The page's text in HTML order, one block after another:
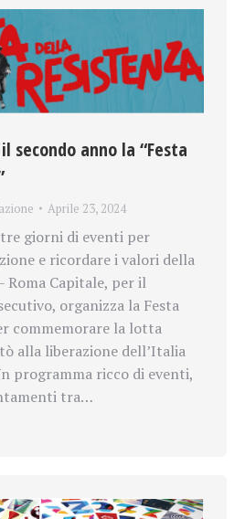
secondo anno la “Festa
Aprile 23, 2024
giorni di eventi per
e ricordare i valori della
Roma Capitale, per il
organizza la Festa
commemorare la lotta
alla liberazione dell’Italia
programma ricco di eventi,
tra…